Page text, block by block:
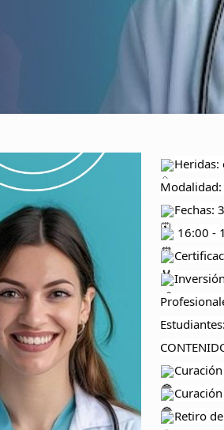
Heridas:
Modalidad:
Fechas:
16:00 -
Inversión
Retiro